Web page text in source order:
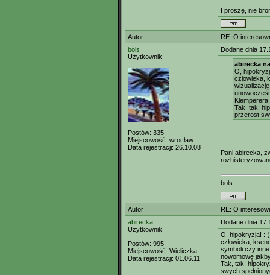
I proszę, nie
Autor
RE: O
bols
Użytkownik
Postów: 335
Miejscowość: wrocław
Data rejestracji: 26.10.08
Dodane dnia
abirecka
O,
człowieka,
Klemperera.
Tak, tak:
przerost
Pani abirecka,
bols
Autor
RE: O
abirecka
Użytkownik
Postów: 995
Miejscowość: Wieliczka
Data rejestracji: 01.06.11
Dodane dnia
O, hipokryzja! :-
człowieka,
symboli czy
nowomowę
Tak, tak:
swych